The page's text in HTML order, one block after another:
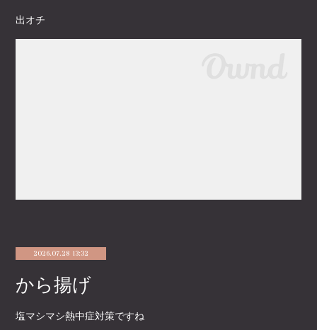
出オチ
2026.07.28 13:32
から揚げ
塩マシマシ熱中症対策ですね